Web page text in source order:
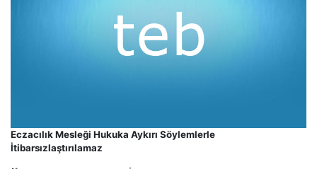
Eczacılık Mesleği Hukuka Aykırı Söylemlerle
İtibarsızlaştırılamaz